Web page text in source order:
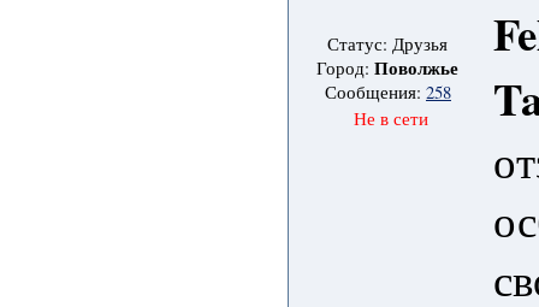
Статус: Друзья
Город:Поволжье
Сообщения: 258
Не в сети